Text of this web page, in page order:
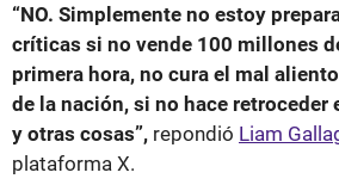
“NO. Simplemente no estoy
críticas si no vende 100 millones
primera hora, no cura el mal
de la nación, si no hace retroceder
y otras cosas”, repondió Liam
plataforma X.